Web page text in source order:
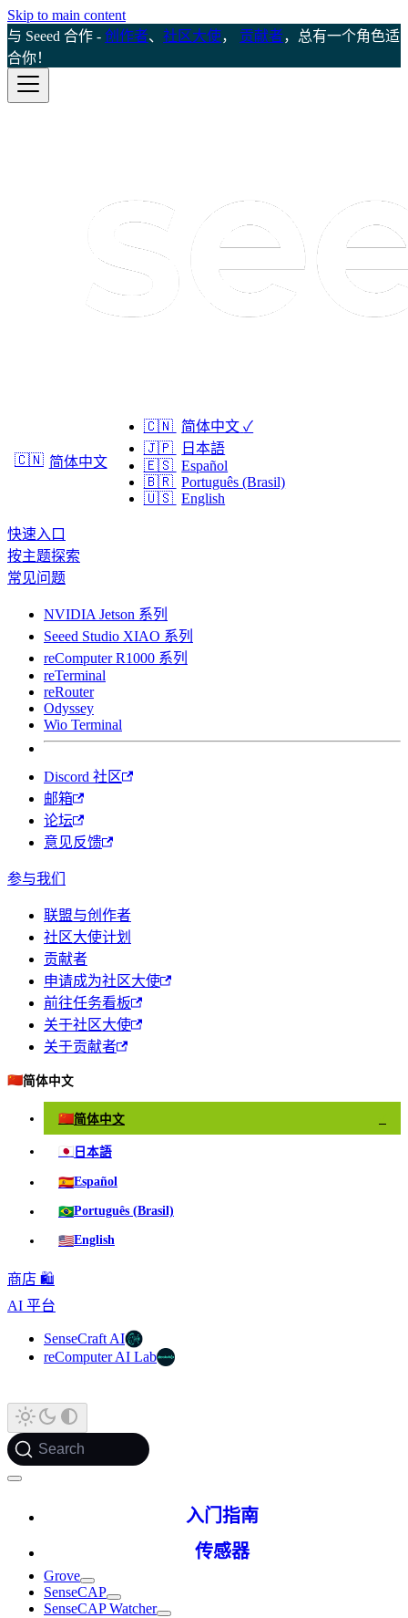
Skip to main content
与 Seeed 合作 - 创作者、 社区大使， 贡献者，总有一个角色适
合你！
🇨🇳 简体中文
🇨🇳 简体中文 ✓
🇯🇵
日本語
🇪🇸 Español
🇧🇷 Português (Brasil)
🇺🇸 English
快速入口
按主题探索
常见问题
NVIDIA Jetson 系列
Seeed Studio XIAO 系列
reComputer R1000 系列
reTerminal
reRouter
Odyssey
Wio Terminal
Discord 社区
邮箱
论坛
意见反馈
参与我们
联盟与创作者
社区大使计划
贡献者
申请成为社区大使
前往任务看板
关于社区大使
关于贡献者
🇨🇳简体中文
🇨🇳简体中文
🇯🇵 日本語
🇪🇸Español
🇧🇷Português (Brasil)
🇺🇸English
商店 🛍️
AI 平台
SenseCraft AI
reComputer AI Lab
Search
入门指南
传感器
Grove
SenseCAP
SenseCAP Watcher